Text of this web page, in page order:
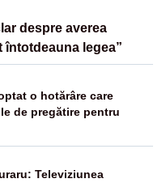
despre averea
întotdeauna legea”
o hotărâre care
de pregătire pentru
Televiziunea